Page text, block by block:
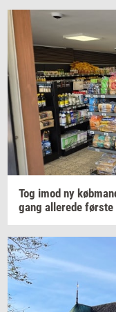
Tog imod ny
gang al­le­re­de før­ste